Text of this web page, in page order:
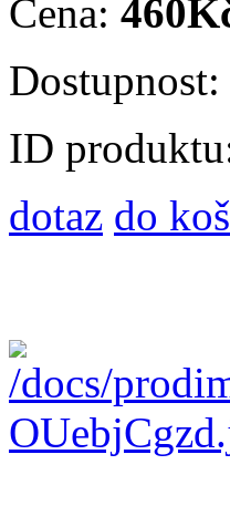
Cena:
Dostupnost:
ID
dotaz do